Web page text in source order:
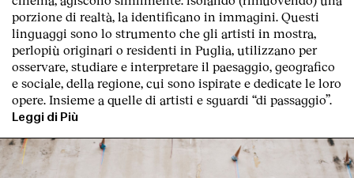
porzione di realtà, la identificano in immagini. Questi
linguaggi sono lo strumento che gli artisti in mostra,
perlopiù originari o residenti in Puglia, utilizzano per
osservare, studiare e interpretare il paesaggio, geografico
e sociale, della regione, cui sono ispirate e dedicate le loro
opere. Insieme a quelle di artisti e sguardi “di passaggio”.
Leggi di Più